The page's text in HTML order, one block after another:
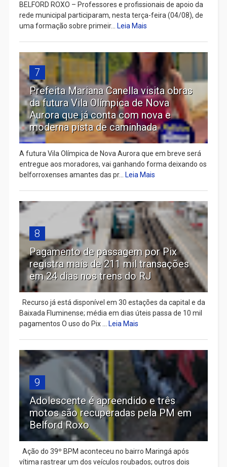
BELFORD ROXO – Professores e profissionais de apoio da
rede municipal participaram, nesta terça-feira (04/08), de
uma formação sobre primeir... Leia Mais
7
Prefeita Mariana Canella visita obras
da futura Vila Olímpica de Nova
Aurora que já conta com nova e
moderna pista de caminhada
A futura Vila Olímpica de Nova Aurora que em breve será
entregue aos moradores, vai ganhando forma deixando os
belforroxenses amantes das pr... Leia Mais
8
Pagamento de passagem por Pix
registra mais de 211 mil transações
em 24 dias nos trens do RJ
Recurso já está disponível em 30 estações da capital e da
Baixada Fluminense; média em dias úteis passa de 10 mil
pagamentos O uso do Pix ... Leia Mais
9
Adolescente é apreendido e três
motos são recuperadas pela PM em
Belford Roxo
Ação do 39º BPM aconteceu no bairro Maringá após
vítima rastrear um dos veículos roubados; outros dois